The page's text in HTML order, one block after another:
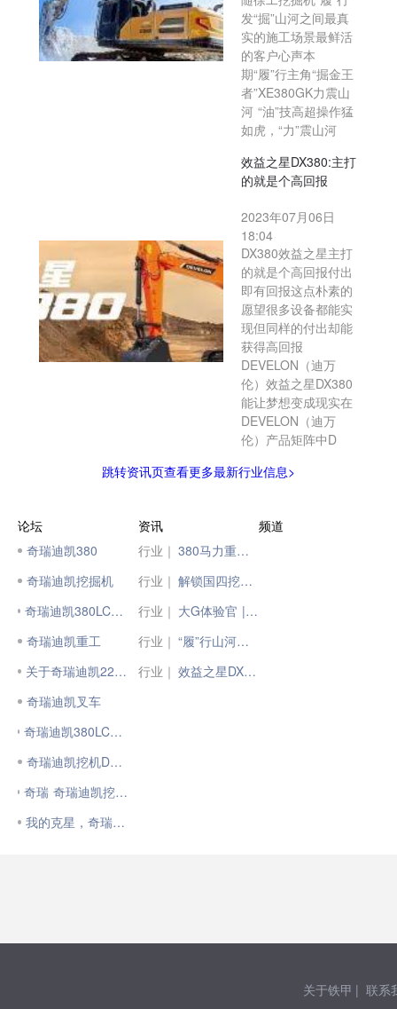
发“掘”山河之间最真
实的施工场景最鲜活
的客户心声本
期“履”行主角“掘金王
者”XE380GK力震山
河 “油”技高超操作猛
如虎，“力”震山河
效益之星DX380:主打
的就是个高回报
2023年07月06日
18:04
DX380效益之星主打
的就是个高回报付出
即有回报这点朴素的
愿望很多设备都能实
现但同样的付出却能
获得高回报
DEVELON（迪万
伦）效益之星DX380
能让梦想变成现实在
DEVELON（迪万
伦）产品矩阵中D
跳转资讯页查看更多最新行业信息>
论坛
奇瑞迪凯380
奇瑞迪凯挖掘机
奇瑞迪凯380LC挖掘机 施工作业图
奇瑞迪凯重工
关于奇瑞迪凯220挖掘机
奇瑞迪凯叉车
奇瑞迪凯380LC挖掘机 500小时使用报告
奇瑞迪凯挖机DE220
奇瑞 奇瑞迪凯挖掘机 有听说过得吗 进来参考下
我的克星，奇瑞迪凯挖机
资讯
行业｜
380马力重型拖拉机，上柴动力10E & 亿嘉迪敖3804充分展现“大”优势
行业｜
解锁国四挖掘机DX380“机”生价值！
行业｜
大G体验官 | 徐工XE380GK，有劲、大气、咯巴滴！
行业｜
“履”行山河——“掘金王者”XE380GK特辑
行业｜
效益之星DX380:主打的就是个高回报
频道
关于铁甲 | 联系